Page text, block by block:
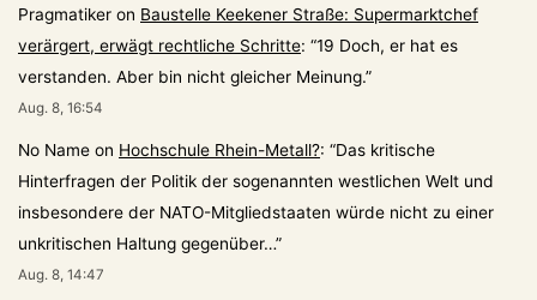
Pragmatiker on Baustelle Keekener Straße: Supermarktchef
verärgert, erwägt rechtliche Schritte: “19 Doch, er hat es
verstanden. Aber bin nicht gleicher Meinung.”
Aug. 8, 16:54
No Name on Hochschule Rhein-Metall?: “Das kritische
Hinterfragen der Politik der sogenannten westlichen Welt und
insbesondere der NATO-Mitgliedstaaten würde nicht zu einer
unkritischen Haltung gegenüber…”
Aug. 8, 14:47